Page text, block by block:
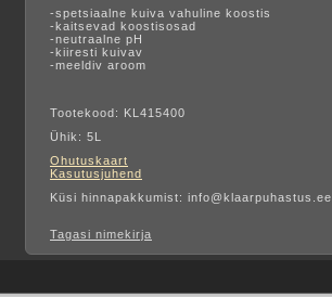
-spetsiaalne kuiva vahuline koostis
-kaitsevad koostisosad
-neutraalne pH
-kiiresti kuivav
-meeldiv aroom
Tootekood: KL415400
Ühik: 5L
Ohutuskaart
Kasutusjuhend
Küsi hinnapakkumist: info@klaarpuhastus.ee
Tagasi nimekirja